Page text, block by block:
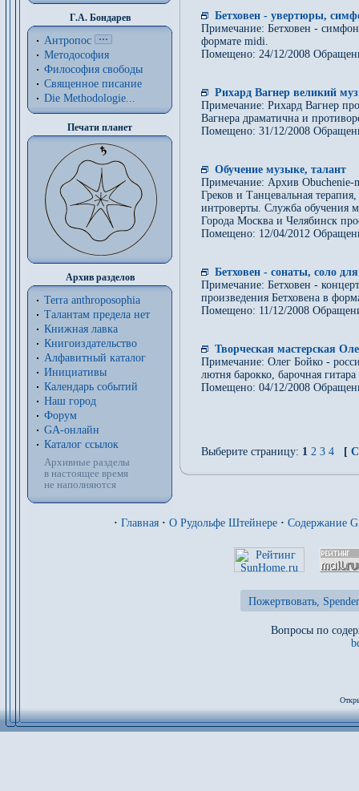
Г.А. Бондарев
Антропос
Методософия
Философия cвободы
Священное писание
Die Methodologie...
Печати планет
Архив разделов
Terra anthroposophia
Талантам предела нет
Книжная лавка
Книгоиздательство
Алфавитный каталог
Инициативы
Календарь событий
Наш город
Форум
GA-онлайн
Каталог ссылок
Архивные разделы
в настоящее время
не наполняются
Бетховен - увертюры,
Примечание: Бетховен -
формате midi.
Помещено: 24/12/2008
Рихард Вагнер великий
Примечание: Рихард Вагнер
Вагнера драматична и
Помещено: 31/12/2008
Обучение музыке, талант
Примечание: Архив
Греков и Танцевальная
интроверты. Служба обучения
Города Москва и Челябинск
Помещено: 12/04/2012
Бетховен - сонаты, соло
Примечание: Бетховен -
произведения Бетховена в
Помещено: 11/12/2008
Творческая мастерская
Примечание: Олег Бойко -
лютня барокко, барочная
Помещено: 04/12/2008
Выберите страницу: 1 2 3 4 [
· Главная · О Рудольфе Штейнере · Содержание
Пожертвовать,
Вопросы по